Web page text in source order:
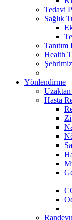
Tedavi
Sağlık
Health
Şehrimiz
Yönlendirme
Hasta